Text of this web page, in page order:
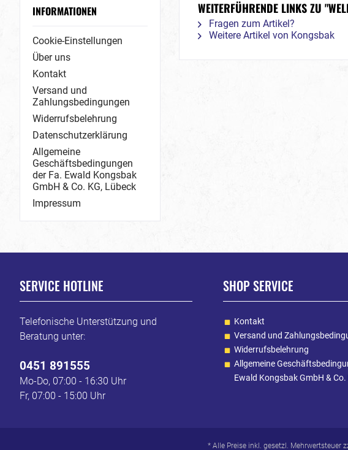
INFORMATIONEN
Cookie-Einstellungen
Über uns
Kontakt
Versand und
Zahlungsbedingungen
Widerrufsbelehrung
Datenschutzerklärung
Allgemeine
Geschäftsbedingungen
der Fa. Ewald Kongsbak
GmbH & Co. KG, Lübeck
Impressum
WEITERFÜHRENDE LINKS ZU
Fragen zum Artikel?
Weitere Artikel von Kongsbak
SERVICE HOTLINE
Telefonische Unterstützung und
Beratung unter:
0451 891555
Mo-Do, 07:00 - 16:30 Uhr
Fr, 07:00 - 15:00 Uhr
SHOP SERVICE
Kontakt
Versand und
Widerrufsbelehrung
Allgemeine
Ewald Kongsbak GmbH & Co.
* Alle Preise inkl. gesetzl. Mehrwertsteuer